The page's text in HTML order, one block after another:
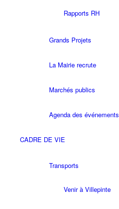
Rapports RH
Grands Projets
La Mairie recrute
Marchés publics
Agenda des événements
CADRE DE VIE
Transports
Venir à Villepinte